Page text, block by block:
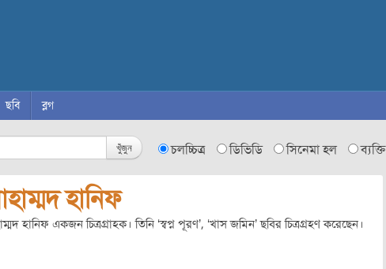
ছবি ব্লগ
খুঁজুন চলচ্চিত্র ডিভিডি সিনেমা হল ব্যক্তি
হানিফ
হানিফ একজন চিত্রগ্রাহক। তিনি ‘স্বপ্ন পূরণ’, ‘খাস জমিন’ ছবির চিত্রগ্রহণ করেছেন।